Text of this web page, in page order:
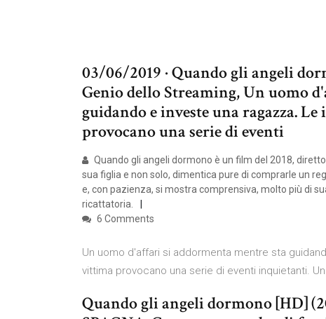
03/06/2019 · Quando gli angeli
Genio dello Streaming, Un uomo
guidando e investe una ragazza.
provocano una serie di eventi
Quando gli angeli dormono è un film del 2018,
sua figlia e non solo, dimentica pure di comprarle un
e, con pazienza, si mostra comprensiva, molto più di
ricattatoria.
6 Comments
Un uomo d'affari si addormenta mentre sta
vittima provocano una serie di eventi inquietanti.
Quando gli angeli dormono [HD]